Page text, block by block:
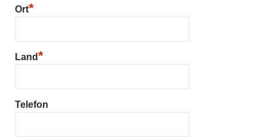
Ort*
Land*
Telefon